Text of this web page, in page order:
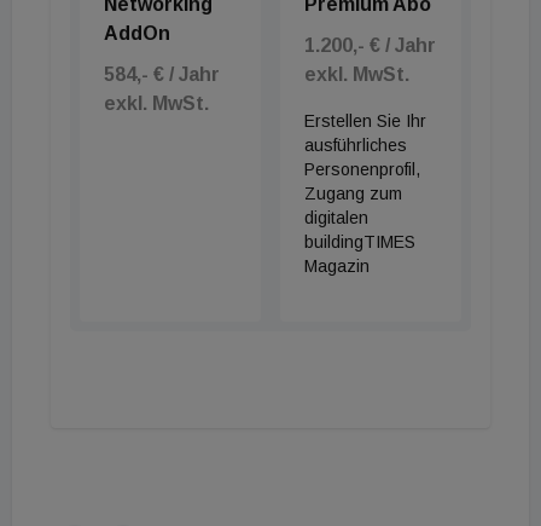
Networking
AddOn
584,- € / Jahr
exkl. MwSt.
Premium Abo
1.200,- € / Jahr
exkl. MwSt.
Erstellen Sie Ihr
ausführliches
Personenprofil,
Zugang zum
digitalen
buildingTIMES
Magazin